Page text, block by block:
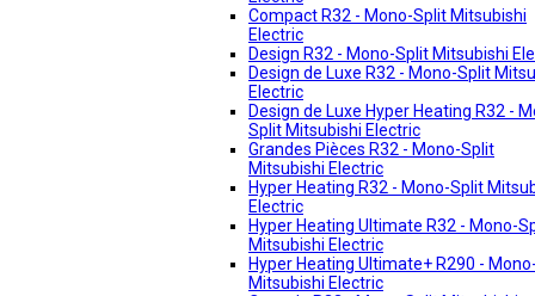
Compact R32 - Mono-Split Mitsubishi
Electric
Design R32 - Mono-Split Mitsubishi
Design de Luxe R32 - Mono-Split
Electric
Design de Luxe Hyper Heating R32 -
Split Mitsubishi Electric
Grandes Pièces R32 - Mono-Split
Mitsubishi Electric
Hyper Heating R32 - Mono-Split
Electric
Hyper Heating Ultimate R32 - Mono-
Mitsubishi Electric
Hyper Heating Ultimate+ R290 -
Mitsubishi Electric